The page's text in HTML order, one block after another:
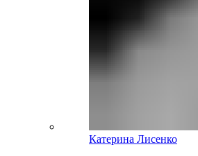
Катерина Лисенко